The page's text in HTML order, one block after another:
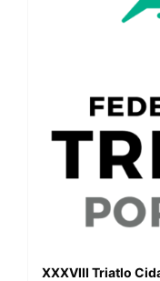
XXXVIII Triatlo